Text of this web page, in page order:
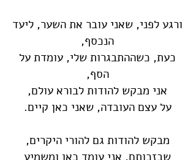
ורגע לפני, שאני עובר את השער, ליעד
הנכסף,
כעת, כשההתבגרות שלי, עומדת על
הסף,
אני מבקש להודות לבורא עולם,
על עצם העובדה, שאני כאן קיים.
מבקש להודות גם להורי היקרים,
שבזכותם, אני עומד כאן ומשמיע